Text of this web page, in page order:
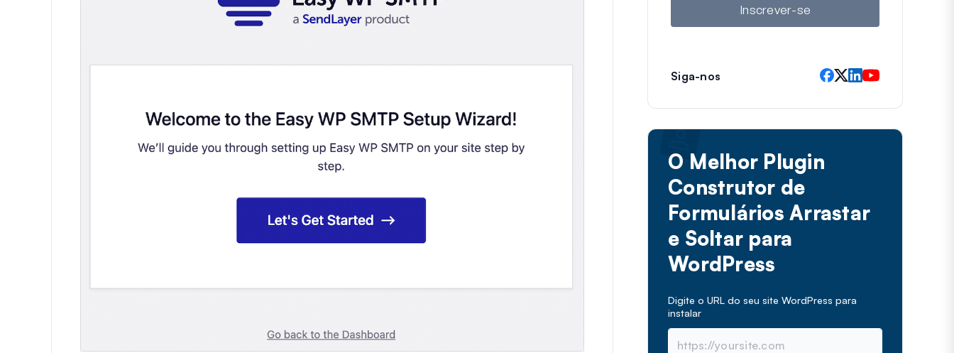
Inscrever-se
Siga-nos
O Melhor Plugin
Construtor de
Formulários Arrastar
e Soltar para
WordPress
Digite o URL do seu site WordPress para
instalar